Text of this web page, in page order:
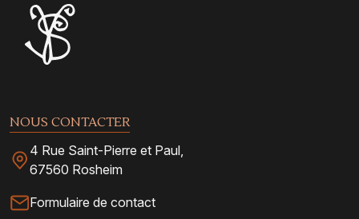
NOUS CONTACTER
4 Rue Saint-Pierre et Paul,
67560 Rosheim
Formulaire de contact